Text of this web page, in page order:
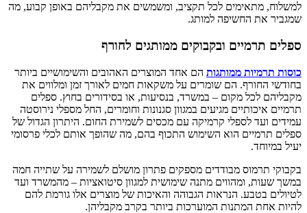
למשלוח, מתאימים לכל תקציב, ומשמשים את מקבליהם באופן קבוע, מה
שמגביר את החשיפה למותג.
ספלים תרמיים ובקבוקים ממותגים לחורף
כוסות תרמיות ממותגות הם אחד המוצרים האהובים והשימושיים ביותר
בחודשי החורף. הם שומרים על משקאות חמים לאורך זמן ומלווים את
מקבליהם לכל מקום – במשרד, בנסיעות, או בסידורים בחוץ. ספלים
תרמיים איכותיים מגיעים במגוון סגנונות וחומרים, החל מספלי נירוסטה
עמידים ועד לספלי קרמיקה עם מכסים לשמירת החום. היתרון הגדול של
ספלים תרמיים הוא השימוש התכוף בהם, מה שהופך אותם לכלי פרסומי
יעיל במיוחד.
בקבוקי תרמוס מבודדים מספקים פתרון מושלם לשמירה על שתייה חמה
במשך שעות, ומהווים מתנה שימושית למגוון סיטואציות – מהמשרד ועד
לטיולים בטבע. הנראות הגבוהה והאיכות של מוצרים אלו גורמת להם
להיות אחת המתנות המוערכות ביותר בקרב מקבליהן.